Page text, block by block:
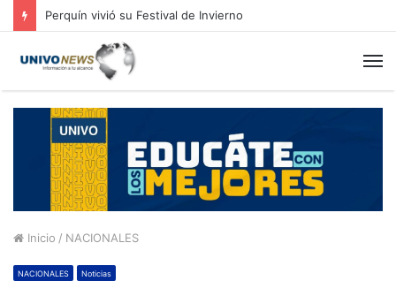
Perquín vivió su Festival de Invierno
Inicio / NACIONALES
NACIONALES Noticias